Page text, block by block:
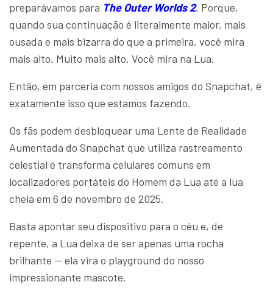
preparávamos para The Outer Worlds 2. Porque,
quando sua continuação é literalmente maior, mais
ousada e mais bizarra do que a primeira, você mira
mais alto. Muito mais alto. Você mira na Lua.
Então, em parceria com nossos amigos do Snapchat, é
exatamente isso que estamos fazendo.
Os fãs podem desbloquear uma Lente de Realidade
Aumentada do Snapchat que utiliza rastreamento
celestial e transforma celulares comuns em
localizadores portáteis do Homem da Lua até a lua
cheia em 6 de novembro de 2025.
Basta apontar seu dispositivo para o céu e, de
repente, a Lua deixa de ser apenas uma rocha
brilhante — ela vira o playground do nosso
impressionante mascote.